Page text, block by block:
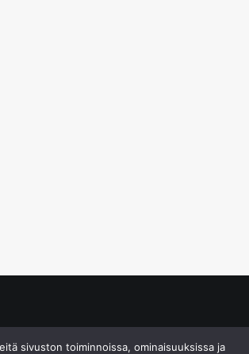
sivuston toiminnoissa, ominaisuuksissa ja